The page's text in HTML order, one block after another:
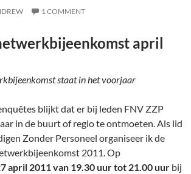
1 COMMENT
april
staat in het voorjaar
blijkt dat er bij leden FNV ZZP
in de buurt of regio te ontmoeten. Als lid
Zonder Personeel organiseer ik de
2011. Op
april 2011 van 19.30 uur tot 21.00 uur bij